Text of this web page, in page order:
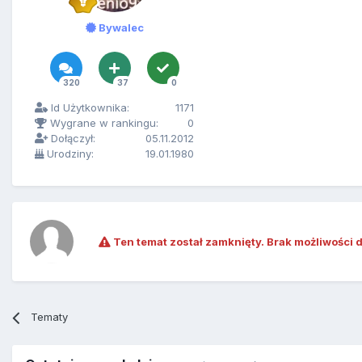
Bywalec
320 37 0
Id Użytkownika:
1171
Wygrane w rankingu:
0
Dołączył:
05.11.2012
Urodziny:
19.01.1980
Ten temat został zamknięty. Brak możliwości
Tematy